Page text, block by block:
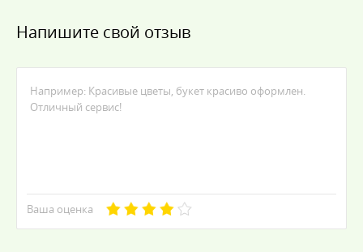
Напишите свой отзыв
Ваша оценка